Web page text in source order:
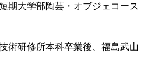
期大学部陶芸・オブジェコース
術研修所本科卒業後、福島武山